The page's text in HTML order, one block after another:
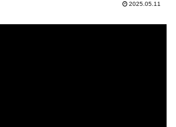
2025.05.11